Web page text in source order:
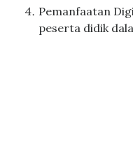
Pemanfaatan
peserta didik